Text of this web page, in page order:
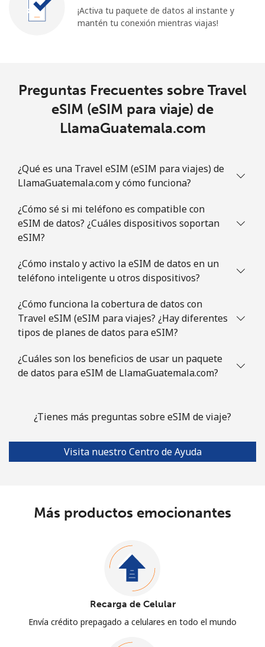
¡Activa tu paquete de datos al instante y
mantén tu conexión mientras viajas!
Preguntas Frecuentes sobre Travel
eSIM (eSIM para viaje) de
LlamaGuatemala.com
¿Qué es una Travel eSIM (eSIM para viajes) de
LlamaGuatemala.com y cómo funciona?
¿Cómo sé si mi teléfono es compatible con
eSIM de datos? ¿Cuáles dispositivos soportan
eSIM?
¿Cómo instalo y activo la eSIM de datos en un
teléfono inteligente u otros dispositivos?
¿Cómo funciona la cobertura de datos con
Travel eSIM (eSIM para viajes? ¿Hay diferentes
tipos de planes de datos para eSIM?
¿Cuáles son los beneficios de usar un paquete
de datos para eSIM de LlamaGuatemala.com?
¿Tienes más preguntas sobre eSIM de viaje?
Visita nuestro Centro de Ayuda
Más productos emocionantes
Recarga de Celular
Envía crédito prepagado a celulares en todo el mundo